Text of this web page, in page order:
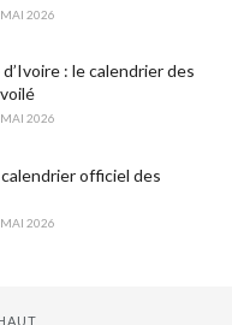
2026
: le calendrier des
2026
officiel des
2026